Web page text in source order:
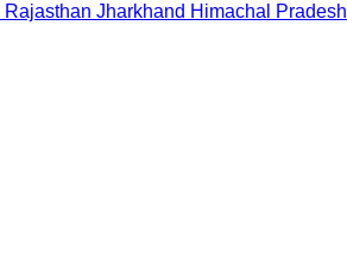
Rajasthan Jharkhand Himachal Pradesh